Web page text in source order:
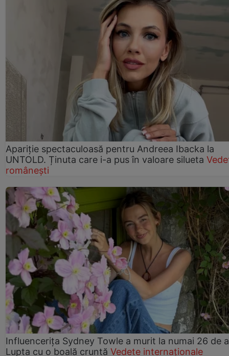
Apariție spectaculoasă pentru Andreea Ibacka la
UNTOLD. Ținuta care i-a pus în valoare silueta
românești
Influencerița Sydney Towle a murit la numai 26 de
Lupta cu o boală cruntă Vedete internaționale